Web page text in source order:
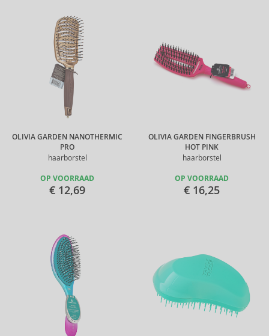
OLIVIA GARDEN NANOTHERMIC
PRO
haarborstel
OP VOORRAAD
€ 12,69
OLIVIA GARDEN FINGERBRUSH
HOT PINK
haarborstel
OP VOORRAAD
€ 16,25